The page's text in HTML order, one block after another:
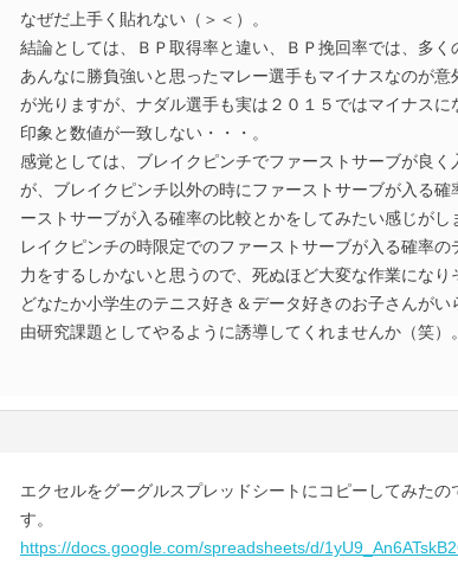
なぜだ上手く貼れない（＞＜）。
結論としては、ＢＰ取得率と違い、ＢＰ挽回率では、多く
あんなに勝負強いと思ったマレー選手もマイナスなのが意
が光りますが、ナダル選手も実は２０１５ではマイナスに
印象と数値が一致しない・・・。
感覚としては、ブレイクピンチでファーストサーブが良
が、ブレイクピンチ以外の時にファーストサーブが入る
ーストサーブが入る確率の比較とかをしてみたい感じが
レイクピンチの時限定でのファーストサーブが入る確率の
力をするしかないと思うので、死ぬほど大変な作業になり
どなたか小学生のテニス好き＆データ好きのお子さんが
由研究課題としてやるように誘導してくれませんか（笑）。
エクセルをグーグルスプレッドシートにコピーしてみたの
す。
https://docs.google.com/spreadsheets/d/